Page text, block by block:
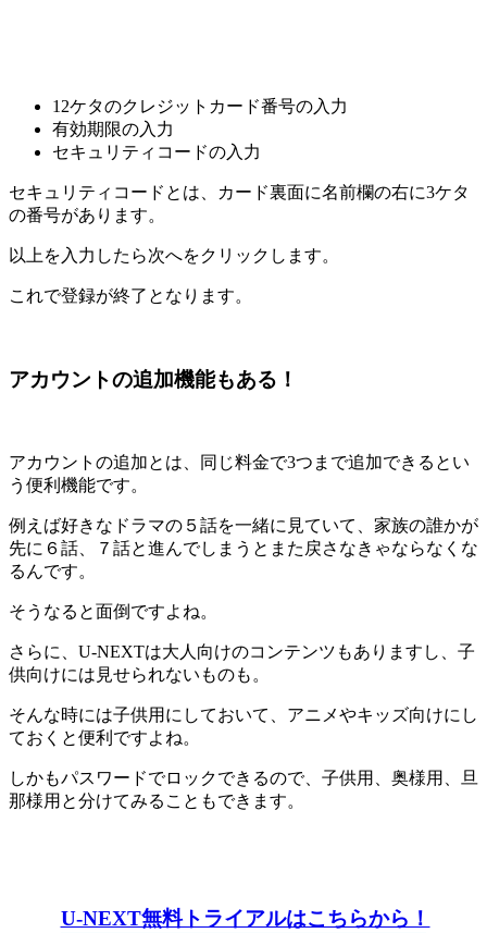
12ケタのクレジットカード番号の入力
有効期限の入力
セキュリティコードの入力
セキュリティコードとは、カード裏面に名前欄の右に3ケタ
の番号があります。
以上を入力したら次へをクリックします。
これで登録が終了となります。
アカウントの追加機能もある！
アカウントの追加とは、同じ料金で3つまで追加できるとい
う便利機能です。
例えば好きなドラマの５話を一緒に見ていて、家族の誰かが
先に６話、７話と進んでしまうとまた戻さなきゃならなくな
るんです。
そうなると面倒ですよね。
さらに、U-NEXTは大人向けのコンテンツもありますし、子
供向けには見せられないものも。
そんな時には子供用にしておいて、アニメやキッズ向けにし
ておくと便利ですよね。
しかもパスワードでロックできるので、子供用、奥様用、旦
那様用と分けてみることもできます。
U-NEXT無料トライアルはこちらから！